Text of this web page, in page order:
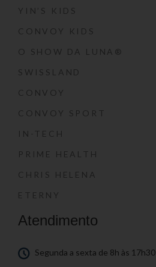
YIN’S KIDS
CONVOY KIDS
O SHOW DA LUNA®
SWISSLAND
CONVOY
CONVOY SPORT
IN-TECH
PRIME HEALTH
CHRIS HELENA
ETERNY
Atendimento
Segunda a sexta de 8h às 17h30